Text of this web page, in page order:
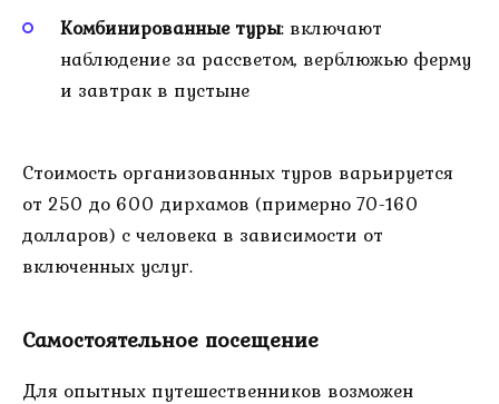
Комбинированные туры: включают
наблюдение за рассветом, верблюжью ферму
и завтрак в пустыне
Стоимость организованных туров варьируется
от 250 до 600 дирхамов (примерно 70-160
долларов) с человека в зависимости от
включенных услуг.
Самостоятельное посещение
Для опытных путешественников возможен